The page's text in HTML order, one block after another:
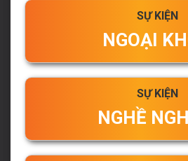
SỰ KIỆN
NGOẠI
SỰ KIỆN
NGHỀ